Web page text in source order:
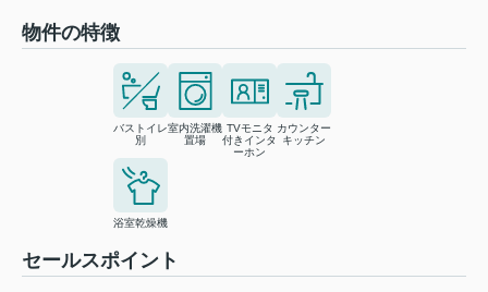
物件の特徴
バストイレ
別
室内洗濯機
置場
TVモニタ
付きインタ
ーホン
カウンター
キッチン
浴室乾燥機
セールスポイント